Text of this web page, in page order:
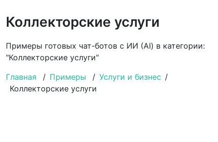
Коллекторские услуги
Примеры готовых чат-ботов с ИИ (AI) в категории:
"Коллекторские услуги"
Главная
/ Примеры / Услуги и бизнес /
Коллекторские услуги